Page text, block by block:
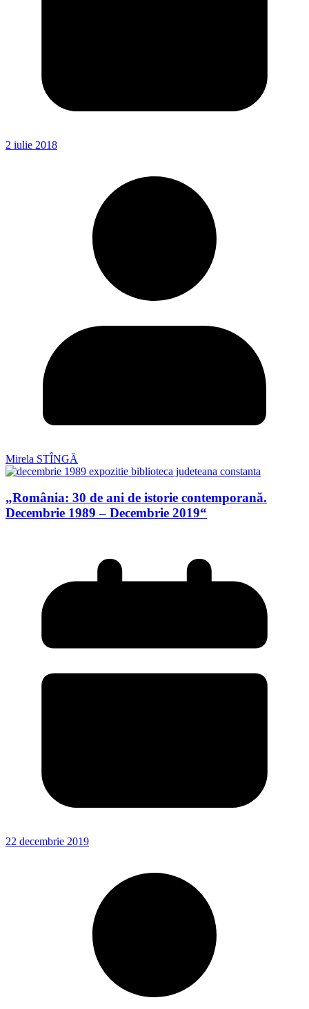
2 iulie 2018
Mirela STÎNGĂ
„România: 30 de ani de istorie contemporană.
Decembrie 1989 – Decembrie 2019“
22 decembrie 2019